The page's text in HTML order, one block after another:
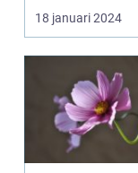
mörka, djupt fär...
18 januari 2024